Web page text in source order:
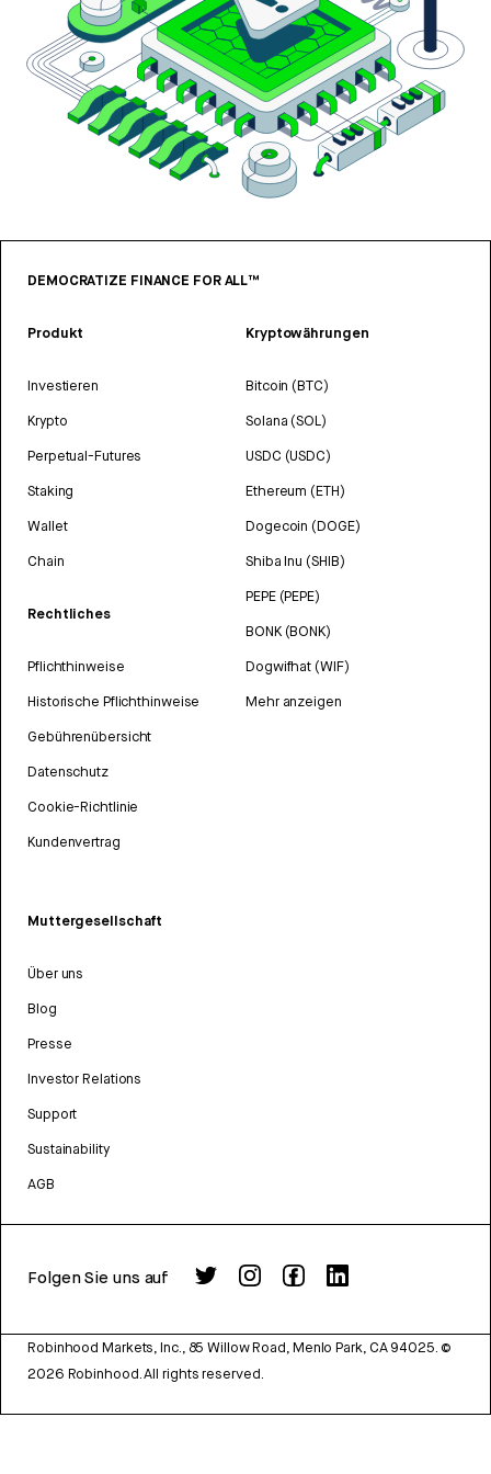
DEMOCRATIZE FINANCE FOR ALL™
Produkt
Investieren
Krypto
Perpetual-Futures
Staking
Wallet
Chain
Rechtliches
Pflichthinweise
Historische Pflichthinweise
Gebührenübersicht
Datenschutz
Cookie-Richtlinie
Kundenvertrag
Kryptowährungen
Bitcoin (BTC)
Solana (SOL)
USDC (USDC)
Ethereum (ETH)
Dogecoin (DOGE)
Shiba Inu (SHIB)
PEPE (PEPE)
BONK (BONK)
Dogwifhat (WIF)
Mehr anzeigen
Muttergesellschaft
Über uns
Blog
Presse
Investor Relations
Support
Sustainability
AGB
Folgen Sie uns auf
Robinhood Markets, Inc., 85 Willow Road, Menlo Park, CA 94025. ©
2026 Robinhood. All rights reserved.